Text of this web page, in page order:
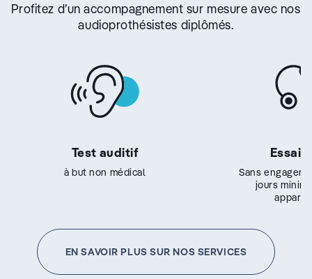
Profitez d’un accompagnement sur mesure avec nos
audioprothésistes diplômés.
Test auditif
à but non médical
Essai
Sans
jours
EN SAVOIR PLUS SUR NOS SERVICES